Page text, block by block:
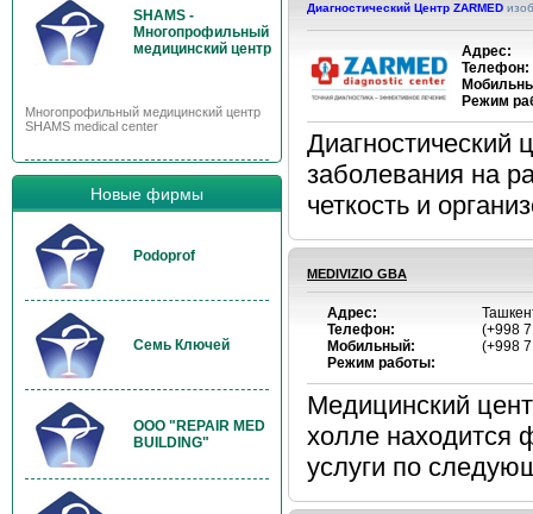
SHAMS -
Многопрофильный
медицинский центр
Многопрофильный медицинский центр
SHAMS medical center
Новые фирмы
Podoprof
Семь Ключей
OOO "REPAIR MED
BUILDING"
Диагностический Центр ZARMED
Адрес:
Телефон:
Режим
Диагностический
заболевания на
четкость и
MEDIVIZIO GBA
Адрес:
Телефон:
Мобильный:
Режим работы:
(+998
(+998
Медицинский
холле находится
услуги по